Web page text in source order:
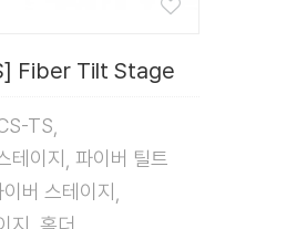
Fiber Tilt Stage
TS,
테이지, 파이버 틸트
버 스테이지,